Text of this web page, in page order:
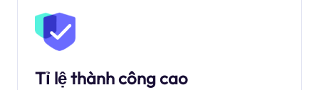
Tỉ lệ thành công cao